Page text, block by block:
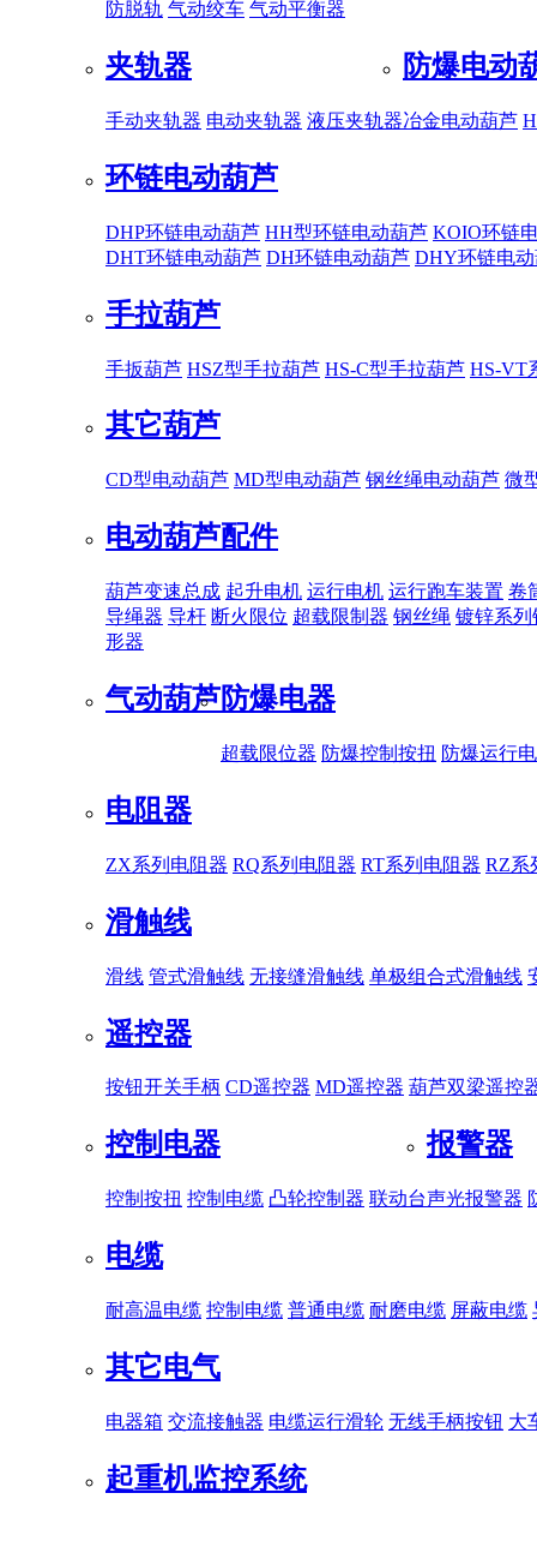
防脱轨 气动绞车 气动平衡器
夹轨器
手动夹轨器 电动夹轨器 液压夹轨器
防爆电动
冶金电动葫芦
环链电动葫芦
DHP环链电动葫芦 HH型环链电动葫芦 KOIO环链
DHT环链电动葫芦 DH环链电动葫芦 DHY环链电
手拉葫芦
手扳葫芦 HSZ型手拉葫芦 HS-C型手拉葫芦 HS-VT
其它葫芦
CD型电动葫芦 MD型电动葫芦 钢丝绳电动葫芦 微
电动葫芦配件
葫芦变速总成 起升电机 运行电机 运行跑车装置 卷
导绳器 导杆 断火限位 超载限制器 钢丝绳 镀锌系列
形器
气动葫芦防爆电器
超载限位器 防爆控制按扭 防爆运行
电阻器
ZX系列电阻器 RQ系列电阻器 RT系列电阻器 RZ系
滑触线
滑线 管式滑触线 无接缝滑触线 单极组合式滑触线
遥控器
按钮开关手柄 CD遥控器 MD遥控器 葫芦双梁遥控
控制电器
控制按扭 控制电缆 凸轮控制器 联动台
报警器
声光报警器
电缆
耐高温电缆 控制电缆 普通电缆 耐磨电缆 屏蔽电缆
其它电气
电器箱 交流接触器 电缆运行滑轮 无线手柄按钮 大
起重机监控系统